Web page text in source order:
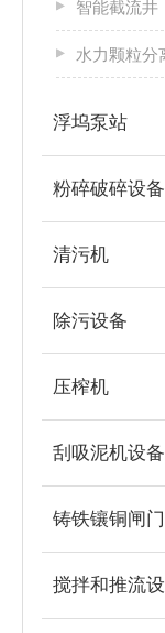
智能截流井
水力颗粒分
浮坞泵站
粉碎破碎设备
清污机
除污设备
压榨机
刮吸泥机设备
铸铁镶铜闸门
搅拌和推流